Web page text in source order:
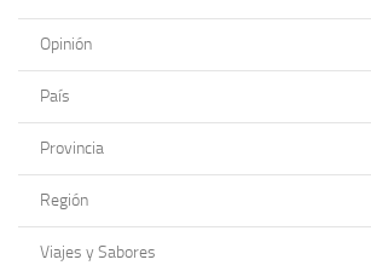
Opinión
País
Provincia
Región
Viajes y Sabores